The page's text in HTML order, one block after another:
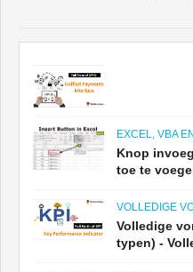
EXCEL, VBA
Knop
toe te
VOLLEDIGE
Volledige
typen) -